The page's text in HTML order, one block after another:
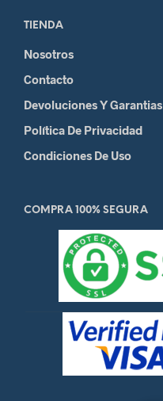
TIENDA
Nosotros
Contacto
Devoluciones Y Garantias
Política De Privacidad
Condiciones De Uso
COMPRA 100% SEGURA